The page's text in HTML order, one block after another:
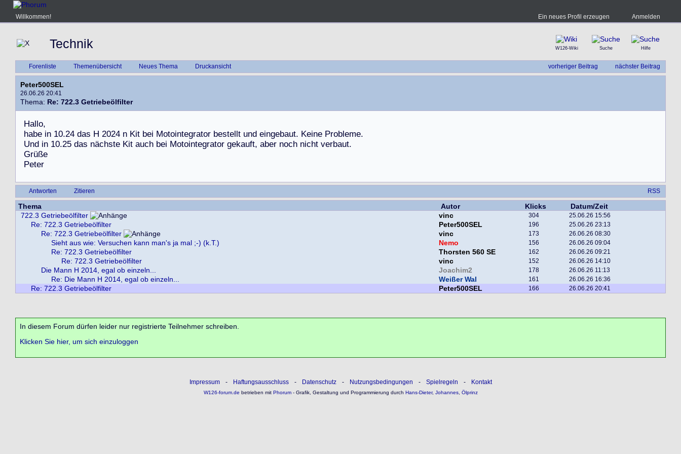
Willkommen! Ein neues Profil erzeugen Anmelden
Technik W126-Wiki Suche Hilfe
vorheriger Beitrag nächster Beitrag
Forenliste Themenübersicht Neues Thema Druckansicht
Peter500SEL
26.06.26 20:41
Thema: Re: 722.3 Getriebeölfilter
Hallo,
habe in 10.24 das H 2024 n Kit bei Motointegrator bestellt und eingebaut. Keine Probleme.
Und in 10.25 das nächste Kit auch bei Motointegrator gekauft, aber noch nicht verbaut.
Grüße
Peter
Antworten Zitieren RSS
Thema Autor Klicks
Datum/Zeit
722.3 Getriebeölfilter
vinc 304 25.06.26 15:56
Re: 722.3 Getriebeölfilter Peter500SEL 196 25.06.26 23:13
Re: 722.3 Getriebeölfilter vinc 173 26.06.26 08:30
Sieht aus wie: Versuchen kann man's ja mal ;-) (k.T.) Nemo 156 26.06.26 09:04
Re: 722.3 Getriebeölfilter Thorsten 560 SE 162 26.06.26 09:21
Re: 722.3 Getriebeölfilter vinc 152 26.06.26 14:10
Die Mann H 2014, egal ob einzeln... Joachim2 178 26.06.26 11:13
Re: Die Mann H 2014, egal ob einzeln... Weißer Wal 161 26.06.26 16:36
Re: 722.3 Getriebeölfilter Peter500SEL 166 26.06.26 20:41
In diesem Forum dürfen leider nur registrierte Teilnehmer schreiben.
Klicken Sie hier, um sich einzuloggen
Impressum - Haftungsausschluss - Datenschutz - Nutzungsbedingungen - Spielregeln - Kontakt
W126-forum.de betrieben mitPhorum- Grafik, Gestaltung und Programmierung durch Hans-Dieter, Johannes, Ölprinz